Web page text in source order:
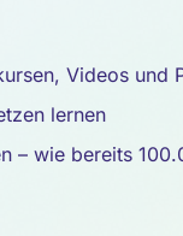
Videos und
lernen
– wie bereits